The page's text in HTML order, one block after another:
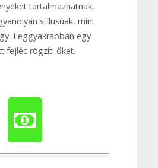
tartalmazhatnak,
stílusúak, mint
Leggyakrabban egy
fejléc rögzíti őket.